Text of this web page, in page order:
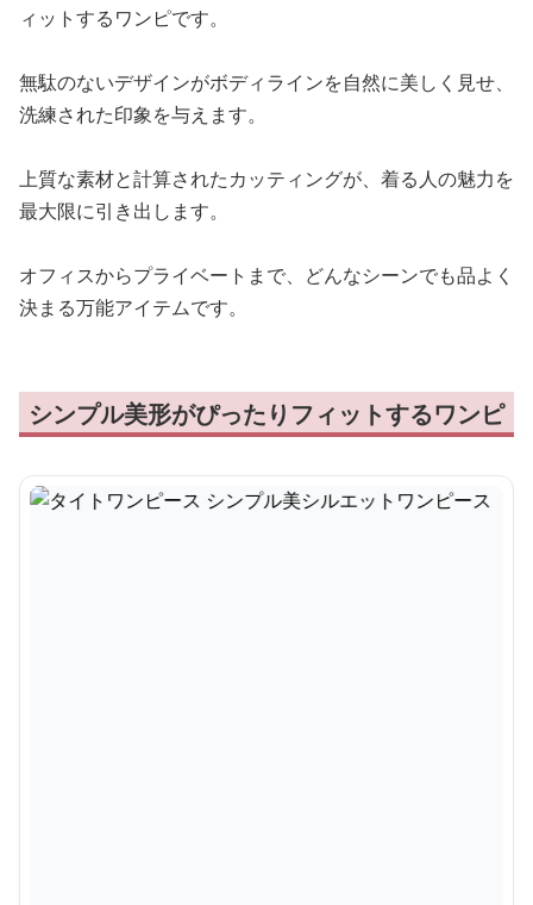
ィットするワンピです。
無駄のないデザインがボディラインを自然に美しく見せ、
洗練された印象を与えます。
上質な素材と計算されたカッティングが、着る人の魅力を
最大限に引き出します。
オフィスからプライベートまで、どんなシーンでも品よく
決まる万能アイテムです。
シンプル美形がぴったりフィットするワンピ